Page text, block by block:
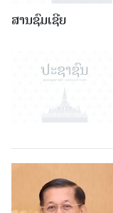
ສານຊົມເຊີຍ